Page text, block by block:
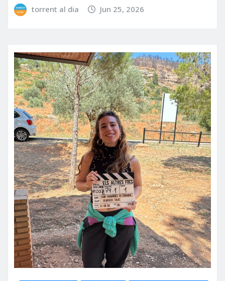
torrent al dia Jun 25, 2026